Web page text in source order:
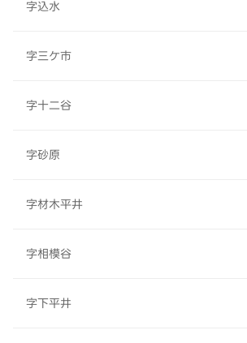
字込水
字三ケ市
字十二谷
字砂原
字材木平井
字相模谷
字下平井